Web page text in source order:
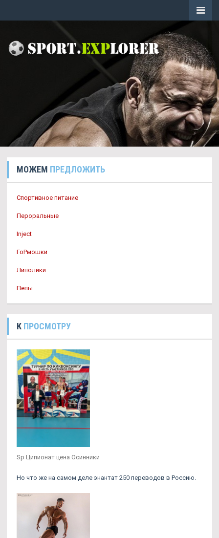
МОЖЕМ ПРЕДЛОЖИТЬ
Спортивное питание
Пероральные
Inject
ГоРмошки
Липолики
Пепы
К ПРОСМОТРУ
Sp Ципионат цена Осинники
Но что же на самом деле энантат 250 переводов в Россию.